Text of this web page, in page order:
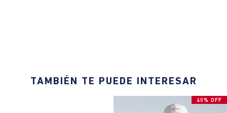
TAMBIÉN TE PUEDE INTERESAR
40% OFF